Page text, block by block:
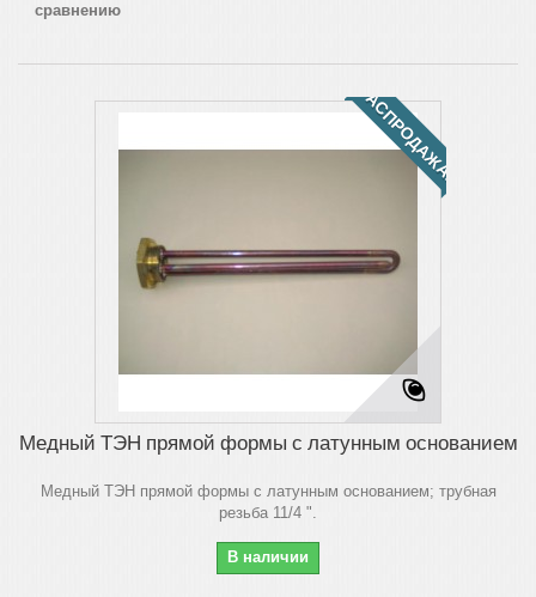
сравнению
РАСПРОДАЖА!
Медный ТЭН прямой формы с латунным основанием
Медный ТЭН прямой формы с латунным основанием; трубная
резьба 11/4 ".
В наличии